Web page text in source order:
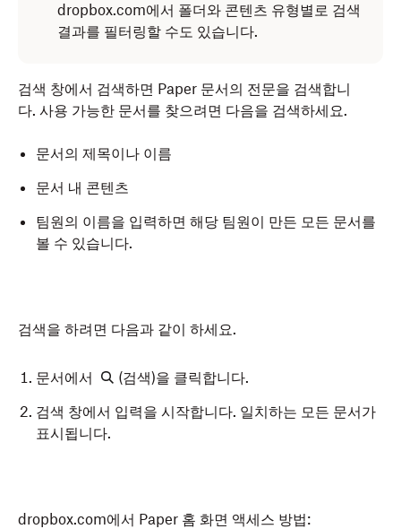
dropbox.com에서 폴더와 콘텐츠 유형별로 검색
결과를 필터링할 수도 있습니다.
검색 창에서 검색하면 Paper 문서의 전문을 검색합니
다. 사용 가능한 문서를 찾으려면 다음을 검색하세요.
문서의 제목이나 이름
문서 내 콘텐츠
팀원의 이름을 입력하면 해당 팀원이 만든 모든 문서를
볼 수 있습니다.
검색을 하려면 다음과 같이 하세요.
문서에서
(검색)을 클릭합니다.
검색 창에서 입력을 시작합니다. 일치하는 모든 문서가
표시됩니다.
dropbox.com에서 Paper 홈 화면 액세스 방법: